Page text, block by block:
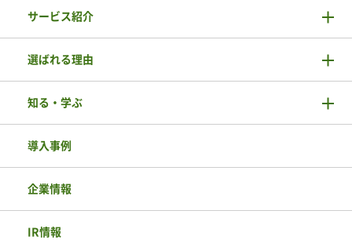
サービス紹介
選ばれる理由
知る・学ぶ
導入事例
企業情報
IR情報